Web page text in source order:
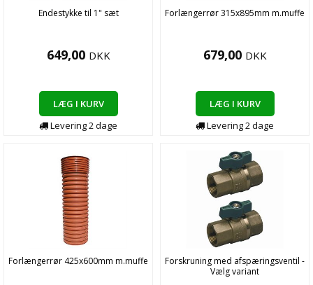
Endestykke til 1" sæt
649,00 DKK
LÆG I KURV
Levering2dage
Forlængerrør 315x895mm m.muffe
679,00 DKK
LÆG I KURV
Levering2dage
Forlængerrør 425x600mm m.muffe
Forskruning med afspæringsventil -
Vælg variant